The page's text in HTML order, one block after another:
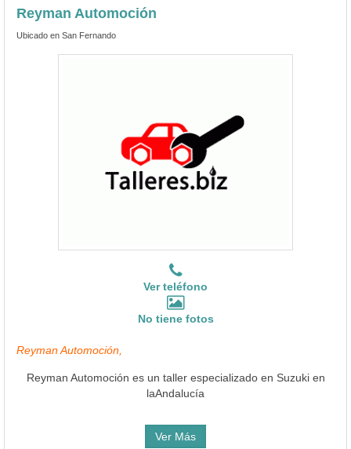
Reyman Automoción
Ubicado en San Fernando
Ver teléfono
No tiene fotos
Reyman Automoción,
Reyman Automoción es un taller especializado en Suzuki en
laAndalucía
Ver Más